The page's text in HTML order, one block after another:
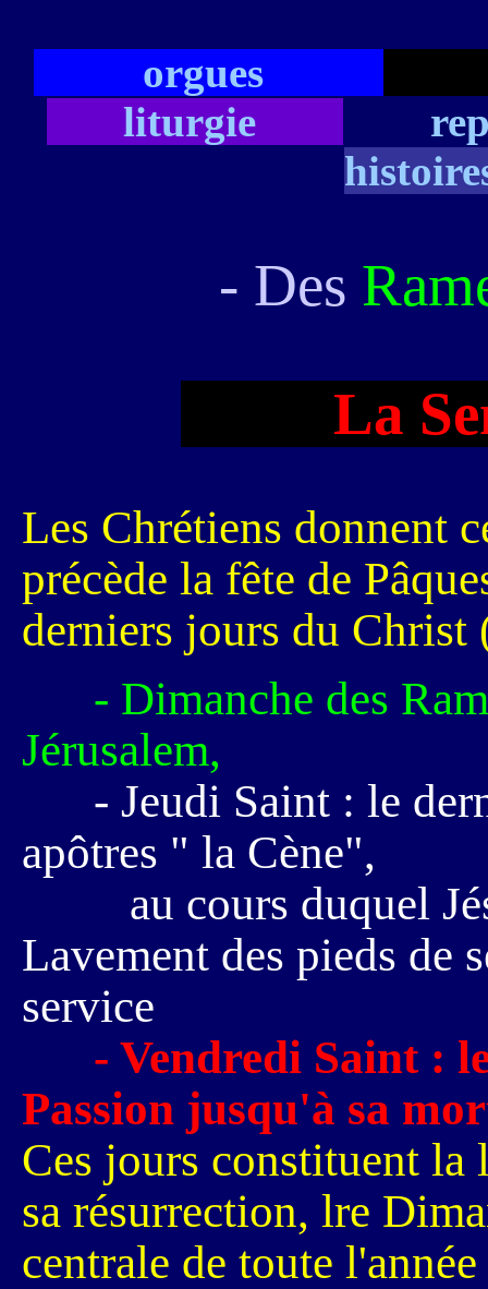
orgues
liturgie
- Des
La
Les Chrétiens donnent
précède la fête de
derniers jours du
- Dimanche des
Jérusalem,
- Jeudi Saint : le
apôtres " la Cène",
au cours duquel
Lavement des pieds de
service
- Vendredi Saint :
Passion jusqu'à sa
Ces jours constituent la
sa résurrection, lre
centrale de toute